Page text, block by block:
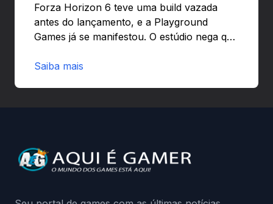
Forza Horizon 6 teve uma build vazada
antes do lançamento, e a Playground
Games já se manifestou. O estúdio nega que
preload e avisa que quem usar versões não
da Playground: negação do preload,
medidas contra acessos não autorizados
Saiba mais